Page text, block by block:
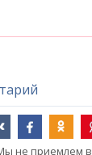
не приемлем в